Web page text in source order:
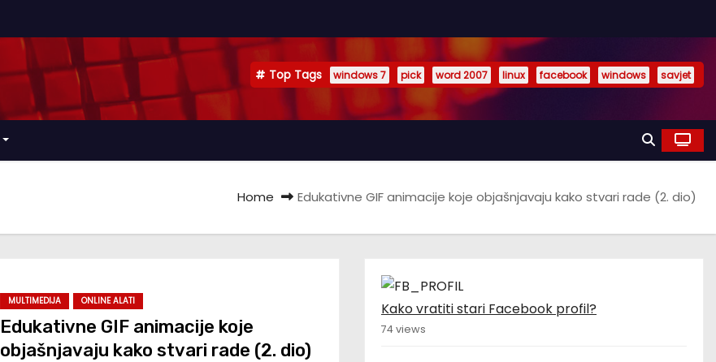
Top Tags windows 7 pick word 2007 linux facebook windows savjet
Home Edukativne GIF animacije koje objašnjavaju kako stvari rade (2. dio)
MULTIMEDIJA ONLINE ALATI
Edukativne GIF animacije koje
objašnjavaju kako stvari rade (2. dio)
Kako vratiti stari Facebook profil?
74 views